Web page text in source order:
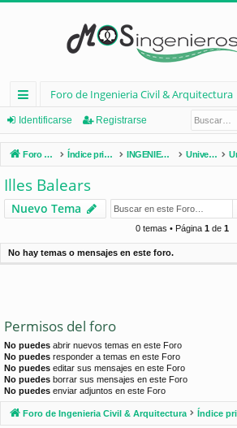
nl
ac
es
rá
pi
d
Foro de Ingenieria Civil & Arquitectura
Identificarse Registrarse
Foro de Ingenieria Civil & Arquitectura Índice principal INGENIERÍA CIVIL (España) Universidades de España
Illes Balears
Nuevo Tema
0 temas • Página 1de 1
No hay temas o mensajes en este foro.
Permisos del foro
No puedes abrir nuevos temas en este Foro
No puedes responder a temas en este Foro
No puedes editar sus mensajes en este Foro
No puedes borrar sus mensajes en este Foro
No puedes enviar adjuntos en este Foro
Foro de Ingenieria Civil & Arquitectura Índice